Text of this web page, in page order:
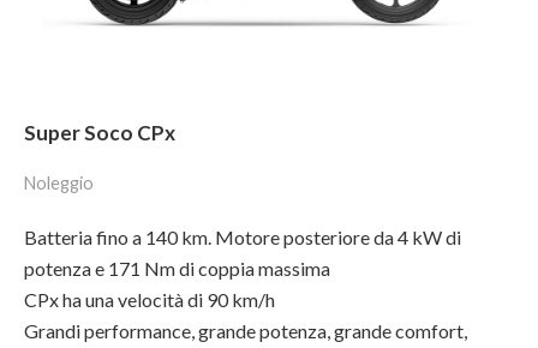
Super Soco CPx
Noleggio
Batteria fino a 140 km. Motore posteriore da 4 kW di
potenza e 171 Nm di coppia massima
CPx ha una velocità di 90 km/h
Grandi performance, grande potenza, grande comfort,